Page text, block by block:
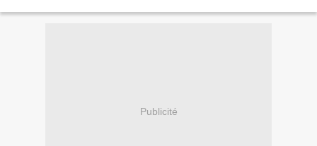
Publicité